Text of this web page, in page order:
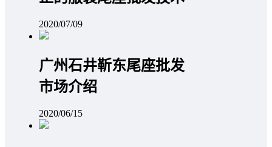
2020/07/09
广州石井靳东尾座批发
市场介绍
2020/06/15